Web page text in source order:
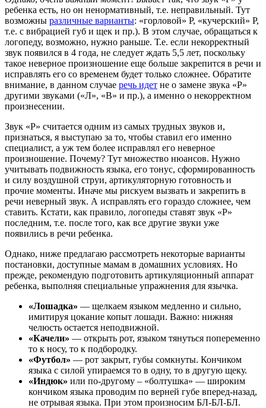
ребенка есть, но он ненормативный, т.е. неправильный. Тут
возможны различные варианты: «горловой» Р, «кучерский» Р,
т.е. с вибрацией губ и щек и пр.). В этом случае, обращаться к
логопеду, возможно, нужно раньше. Т.е. если некорректный
звук появился в 4 года, не следует ждать 5,5 лет, поскольку
такое неверное произношение еще больше закрепится в речи и
исправлять его со временем будет только сложнее. Обратите
внимание, в данном случае речь идет не о замене звука «Р»
другими звуками («Л», «В» и пр.), а именно о некорректном
произнесении.
Звук «Р» считается одним из самых трудных звуков и,
признаться, я выступаю за то, чтобы ставил его именно
специалист, а уж тем более исправлял его неверное
произношение. Почему? Тут множество нюансов. Нужно
учитывать подвижность языка, его тонус, сформированность
и силу воздушной струи, артикуляторную готовность и
прочие моменты. Иначе мы рискуем вызвать и закрепить в
речи неверный звук. А исправлять его гораздо сложнее, чем
ставить. Кстати, как правило, логопеды ставят звук «Р»
последним, т.е. после того, как все другие звуки уже
появились в речи ребенка.
Однако, ниже предлагаю рассмотреть некоторые варианты
постановки, доступные мамам в домашних условиях. Но
прежде, рекомендую подготовить артикуляционный аппарат
ребенка, выполняя специальные упражнения для язычка.
«Лошадка» — щелкаем языком медленно и сильно,
имитируя цокание копыт лошади. Важно: нижняя
челюсть остается неподвижной.
«Качели» — открыть рот, языком тянуться попеременно
то к носу, то к подбородку.
«Футбол» — рот закрыт, губы сомкнуты. Кончиком
языка с силой упираемся то в одну, то в другую щеку.
«Индюк» или по-другому – «болтушка» — широким
кончиком языка проводим по верней губе вперед-назад,
не отрывая языка. При этом произносим БЛ-БЛ-БЛ.